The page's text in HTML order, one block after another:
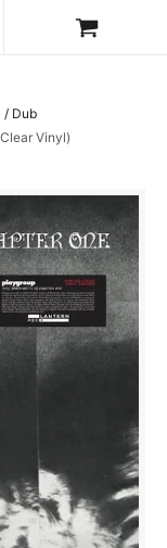
/ Dub
Vinyl)